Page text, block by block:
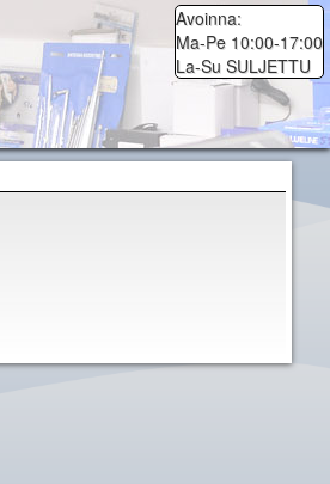
Avoinna:
Ma-Pe 10:00-17:00
La-Su SULJETTU